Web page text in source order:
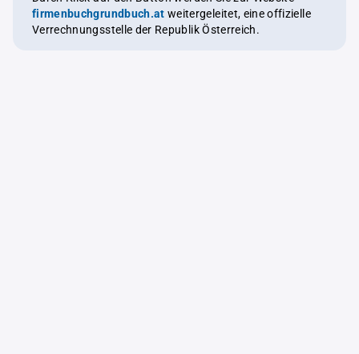
firmenbuchgrundbuch.at weitergeleitet, eine offizielle
Verrechnungsstelle der Republik Österreich.